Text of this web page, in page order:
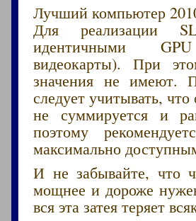
Лучший компьютер
Для реализации
идентичными
видеокарты). При
значения не имеют.
следует учитывать,
не суммируется и
поэтому
максимально
И не забывайте, что
мощнее и дороже
вся эта затея теряет